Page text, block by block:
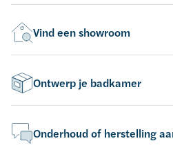
Vind een showroom
Ontwerp je badkamer
Onderhoud of herstelling